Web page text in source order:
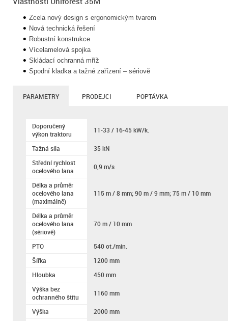
Zcela nový design s ergonomickým tvarem
Nová technická řešení
Robustní konstrukce
Vícelamelová spojka
Skládací ochranná mříž
Spodní kladka a tažné zařízení – sériově
PARAMETRY PRODEJCI POPTÁVKA
Doporučený
výkon traktoru
11-33 / 16-45 kW/k.
Tažná síla
35 kN
Střední rychlost
ocelového lana
0,9 m/s
Délka a průměr
ocelového lana
(maximálně)
115 m / 8 mm; 90 m / 9 mm; 75 m / 10 mm
Délka a průměr
ocelového lana
(sériově)
70 m / 10 mm
PTO
540 ot./min.
Šířka
1200 mm
Hloubka
450 mm
Výška bez
ochranného štítu
1160 mm
Výška
2000 mm